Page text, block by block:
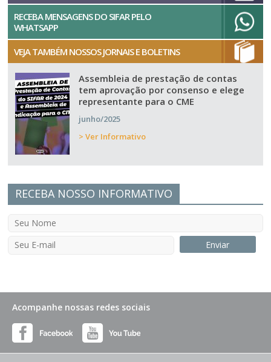
RECEBA MENSAGENS DO SIFAR PELO
WHATSAPP
VEJA TAMBÉM NOSSOS JORNAIS E BOLETINS
Assembleia de prestação de contas
tem aprovação por consenso e elege
representante para o CME
junho/2025
> Ver Informativo
RECEBA NOSSO INFORMATIVO
Acompanhe nossas redes sociais